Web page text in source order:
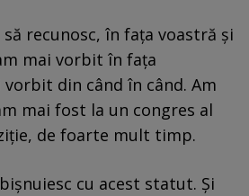
recunosc, în faţa voastră şi
mai vorbit în faţa
din când în când. Am
mai fost la un congres al
de foarte mult timp.
cu acest statut. Şi